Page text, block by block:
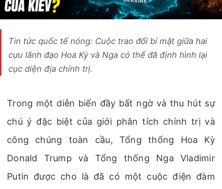
Tin tức quốc tế nóng: Cuộc trao đổi bí mật giữa hai
cựu lãnh đạo Hoa Kỳ và Nga có thể đã định hình lại
cục diện địa chính trị.
Trong một diễn biến đầy bất ngờ và thu hút sự
chú ý đặc biệt của giới phân tích chính trị và
công chúng toàn cầu, Tổng thống Hoa Kỳ
Donald Trump và Tổng thống Nga Vladimir
Putin được cho là đã có một cuộc điện đàm